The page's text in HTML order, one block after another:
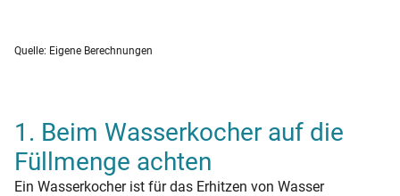
Quelle: Eigene Berechnungen
1. Beim Wasserkocher auf die
Füllmenge achten
Ein Wasserkocher ist für das Erhitzen von Wasser